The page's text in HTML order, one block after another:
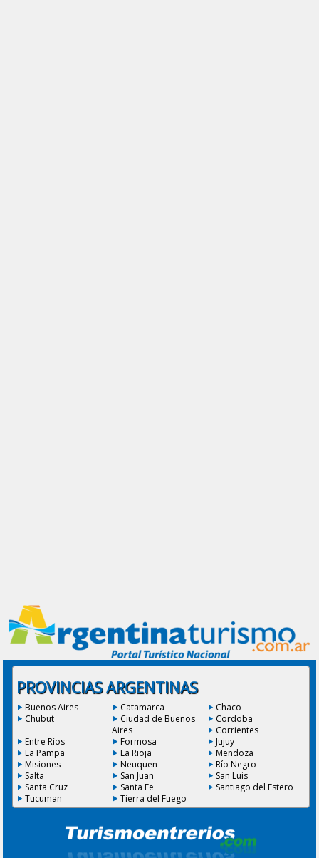
PROVINCIAS ARGENTINAS
Buenos Aires Catamarca
Chaco
Chubut
Ciudad de Buenos
Aires
Cordoba
Corrientes
Entre Ríos
Formosa
Jujuy
La Pampa
La Rioja
Mendoza
Misiones
Neuquen
Río Negro
Salta
San Juan
San Luis
Santa Cruz
Santa Fe
Santiago del Estero
Tucuman
Tierra del Fuego